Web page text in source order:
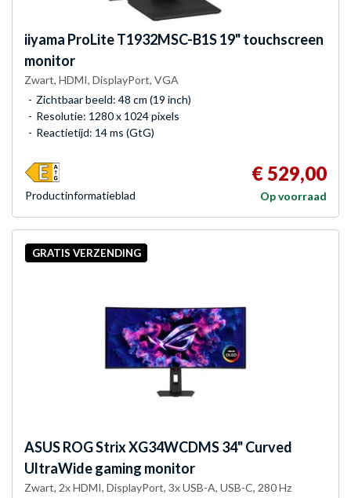
iiyama ProLite T1932MSC-B1S 19" touchscreen
monitor
Zwart, HDMI, DisplayPort, VGA
Zichtbaar beeld: 48 cm (19 inch)
Resolutie: 1280 x 1024 pixels
Reactietijd: 14 ms (GtG)
€ 529,00
Op voorraad
Product­informatieblad
GRATIS VERZENDING
ASUSROG Strix XG34WCDMS 34" Curved
UltraWide gaming monitor
Zwart, 2x HDMI, DisplayPort, 3x USB-A, USB-C, 280 Hz